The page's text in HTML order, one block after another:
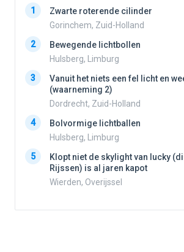
1
Zwarte roterende cilinder
Gorinchem, Zuid-Holland
2
Bewegende lichtbollen
Hulsberg, Limburg
3
Vanuit het niets een fel licht en
(waarneming 2)
Dordrecht, Zuid-Holland
4
Bolvormige lichtballen
Hulsberg, Limburg
5
Klopt niet de skylight van lucky
Rijssen) is al jaren kapot
Wierden, Overijssel